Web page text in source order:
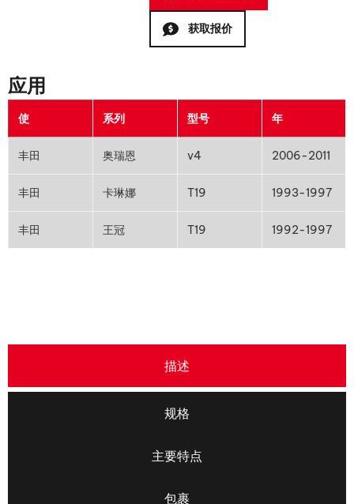
获取报价
应用
使 系列 型号 年
丰田 奥瑞恩 v4 2006-2011
丰田 卡琳娜 T19 1993-1997
丰田 王冠 T19 1992-1997
描述
规格
主要特点
包裹